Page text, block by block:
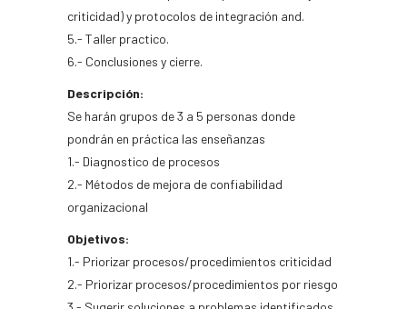
criticidad) y protocolos de integración and.
5.- Taller practico.
6.- Conclusiones y cierre.
Descripción:
Se harán grupos de 3 a 5 personas donde
pondrán en práctica las enseñanzas
1.- Diagnostico de procesos
2.- Métodos de mejora de confiabilidad
organizacional
Objetivos:
1.- Priorizar procesos/procedimientos criticidad
2.- Priorizar procesos/procedimientos por riesgo